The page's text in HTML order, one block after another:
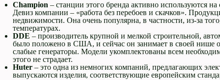
Champion – станции этого бренда активно используются
Девиз компании – «работа без перебоев и скачков».
недвижимости. Она очень популярна, в частности, из-за
температурах.
DDE – производитель крупной и мелкой строительной,
было положено в США, и сейчас он занимает в своей нише
слабые генераторы. Модели укомплектованы всем
этого не страдает.
Huter – это одна из немногих компаний, предлагающих
выпускаются изделия, соответствующие европейским